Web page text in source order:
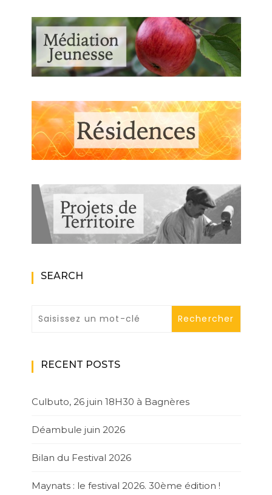
SEARCH
RECENT POSTS
Culbuto, 26 juin 18H30 à Bagnères
Déambule juin 2026
Bilan du Festival 2026
Maynats : le festival 2026. 30ème édition !